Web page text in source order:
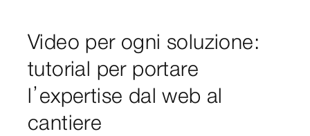
Video per ogni soluzione:
tutorial per portare
l’expertise dal web al
cantiere